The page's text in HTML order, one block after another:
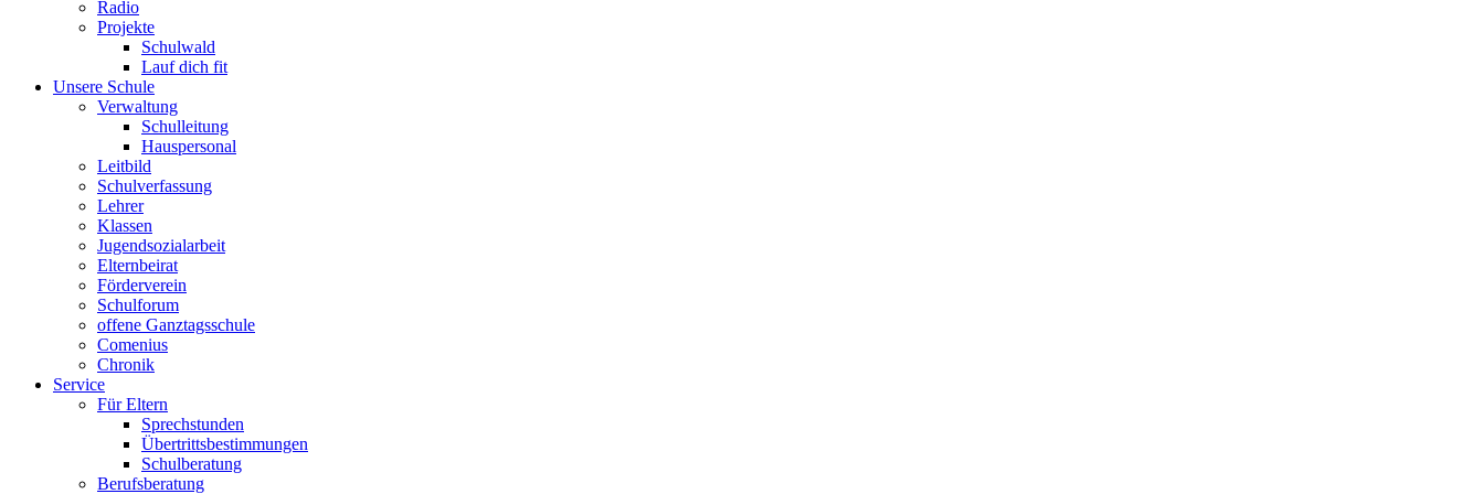
Radio
Projekte
Schulwald
Lauf dich fit
Unsere Schule
Verwaltung
Schulleitung
Hauspersonal
Leitbild
Schulverfassung
Lehrer
Klassen
Jugendsozialarbeit
Elternbeirat
Förderverein
Schulforum
offene Ganztagsschule
Comenius
Chronik
Service
Für Eltern
Sprechstunden
Übertrittsbestimmungen
Schulberatung
Berufsberatung